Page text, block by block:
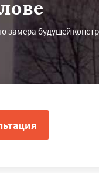
замера будущей